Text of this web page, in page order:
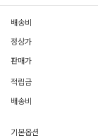
배송비
정상가
판매가
적립금
배송비
기본옵션